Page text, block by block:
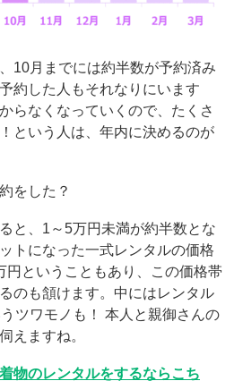
10月までには約半数が予約済み
約した人もそれなりにいます
らなくなっていくので、たくさ
という人は、年内に決めるのが
をした？
と、1～5万円未満が約半数とな
トになった一式レンタルの価格
円ということもあり、この価格帯
のも頷けます。中にはレンタル
ツワモノも！ 本人と親御さんの
えますね。
物のレンタルをするならこち